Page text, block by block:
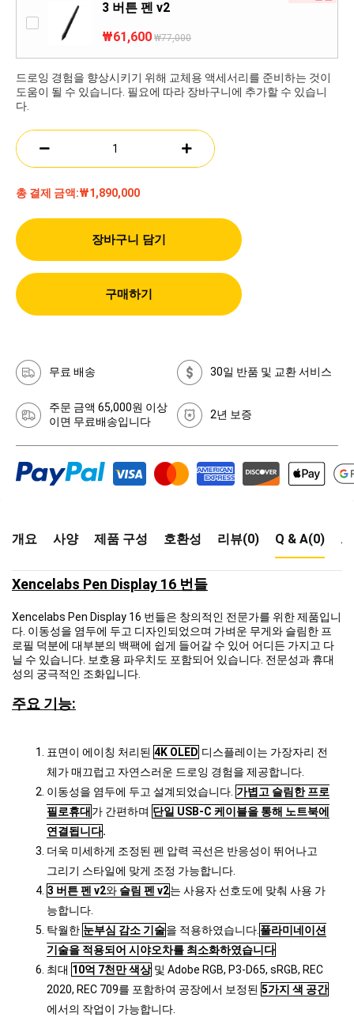
3 버튼 펜 v2
₩61,600 ₩77,000
드로잉 경험을 향상시키기 위해 교체용 액세서리를 준비하는 것이
도움이 될 수 있습니다. 필요에 따라 장바구니에 추가할 수 있습니
다.
총 결제 금액:₩1,890,000
장바구니 담기
구매하기
무료 배송 30일 반품 및 교환 서비스
주문 금액 65,000원 이상
이면 무료배송입니다
2년 보증
개요 사양 제품 구성 호환성 리뷰(0) Q & A(0)
Xencelabs Pen Display 16 번들
Xencelabs Pen Display 16 번들은 창의적인 전문가를 위한 제품입니
다. 이동성을 염두에 두고 디자인되었으며 가벼운 무게와 슬림한 프
로필 덕분에 대부분의 백팩에 쉽게 들어갈 수 있어 어디든 가지고 다
닐 수 있습니다. 보호용 파우치도 포함되어 있습니다. 전문성과 휴대
성의 궁극적인 조화입니다.
주요 기능:
표면이 에이칭 처리된 4K OLED 디스플레이는 가장자리 전
체가 매끄럽고 자연스러운 드로잉 경험을 제공합니다.
이동성을 염두에 두고 설계되었습니다. 가볍고 슬림한 프로
필로휴대 가 간편하며 단일 USB-C 케이블을 통해 노트북에
연결됩니다.
더욱 미세하게 조정된 펜 압력 곡선은 반응성이 뛰어나고
그리기 스타일에 맞게 조정 가능합니다.
3 버튼 펜 v2와 슬림 펜 v2는 사용자 선호도에 맞춰 사용 가
능합니다.
탁월한 눈부심 감소 기술을 적용하였습니다. 풀라미네이션
기술을 적용되어 시야오차를 최소화하였습니다
최대 10억 7천만 색상 및 Adobe RGB, P3-D65, sRGB, REC
2020, REC 709를 포함하여 공장에서 보정된 5가지 색 공간
에서의 작업이 가능합니다.